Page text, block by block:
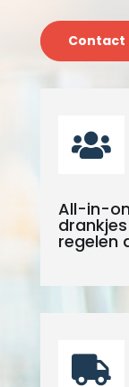
Contact

All-in-
regelen
